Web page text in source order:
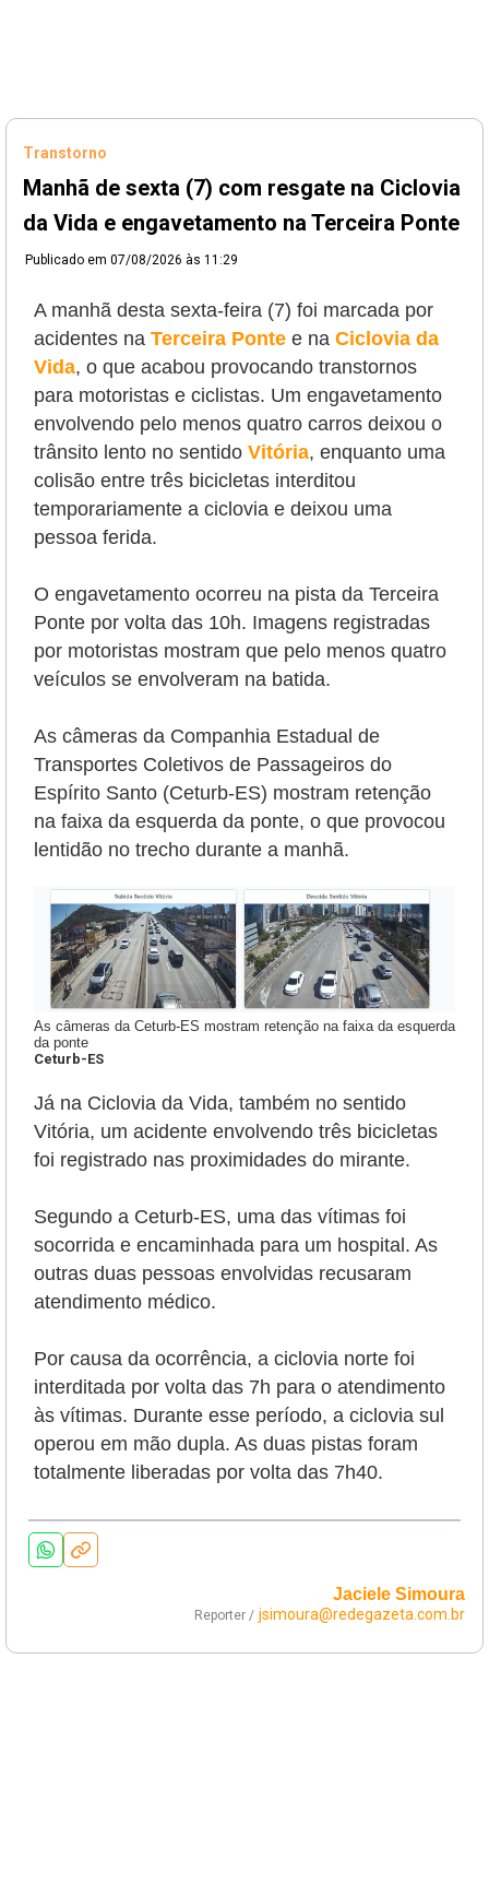
Transtorno
Manhã de sexta (7) com resgate na Ciclovia
da Vida e engavetamento na Terceira Ponte
Publicado em 07/08/2026 às 11:29
A manhã desta sexta-feira (7) foi marcada por
acidentes na Terceira Ponte e na Ciclovia da
Vida, o que acabou provocando transtornos
para motoristas e ciclistas. Um engavetamento
envolvendo pelo menos quatro carros deixou o
trânsito lento no sentido Vitória, enquanto uma
colisão entre três bicicletas interditou
temporariamente a ciclovia e deixou uma
pessoa ferida.
O engavetamento ocorreu na pista da Terceira
Ponte por volta das 10h. Imagens registradas
por motoristas mostram que pelo menos quatro
veículos se envolveram na batida.
As câmeras da Companhia Estadual de
Transportes Coletivos de Passageiros do
Espírito Santo (Ceturb-ES) mostram retenção
na faixa da esquerda da ponte, o que provocou
lentidão no trecho durante a manhã.
As câmeras da Ceturb-ES mostram retenção na faixa da esquerda
da ponte
Ceturb-ES
Já na Ciclovia da Vida, também no sentido
Vitória, um acidente envolvendo três bicicletas
foi registrado nas proximidades do mirante.
Segundo a Ceturb-ES, uma das vítimas foi
socorrida e encaminhada para um hospital. As
outras duas pessoas envolvidas recusaram
atendimento médico.
Por causa da ocorrência, a ciclovia norte foi
interditada por volta das 7h para o atendimento
às vítimas. Durante esse período, a ciclovia sul
operou em mão dupla. As duas pistas foram
totalmente liberadas por volta das 7h40.
Jaciele Simoura
Reporter / jsimoura@redegazeta.com.br